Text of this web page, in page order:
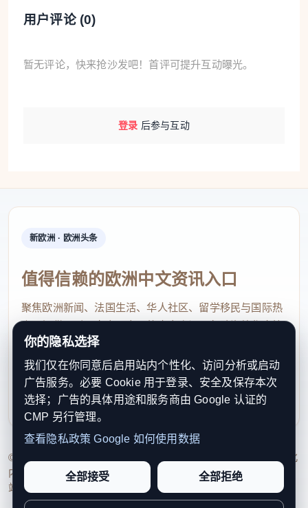
用户评论 (0)
暂无评论，快来抢沙发吧！首评可提升互动曝光。
登录 后参与互动
新欧洲 · 欧洲头条
值得信赖的欧洲中文资讯入口
聚焦欧洲新闻、法国生活、华人社区、留学移民与国际热
点，提供及时、真实、实用的中文资讯，帮助海外华人快
速了解欧洲动态。
contact@xinouzhou.com
服务支持、版权与合作：工作日优先处理站务、投稿与权
利通知
© 2026 新欧洲·欧洲头条. All Rights Reserved. 本网站持续优化
内容透明度、联系方式与用户权利说明，以提升品牌信任感和
站点完整度。
你的隐私选择
我们仅在你同意后启用站内个性化、访问分析或启动
广告服务。必要 Cookie 用于登录、安全及保存本次
选择；广告的具体用途和服务商由 Google 认证的
CMP 另行管理。
查看隐私政策 Google 如何使用数据
全部接受 全部拒绝